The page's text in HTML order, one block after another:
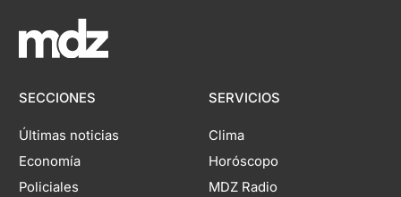
SECCIONES
Últimas noticias
Economía
Policiales
SERVICIOS
Clima
Horóscopo
MDZ Radio